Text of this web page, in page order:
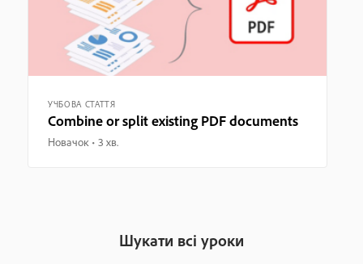
УЧБОВА СТАТТЯ
Combine or split existing PDF documents
Новачок 3 хв.
Шукати всі уроки